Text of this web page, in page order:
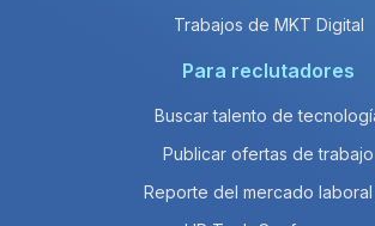
Trabajos de MKT Digital
Para reclutadores
Buscar talento de
Publicar ofertas de trabajo
Reporte del mercado laboral